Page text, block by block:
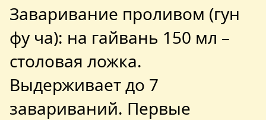
Заваривание проливом (гун
фу ча): на гайвань 150 мл –
столовая ложка.
Выдерживает до 7
завариваний. Первые